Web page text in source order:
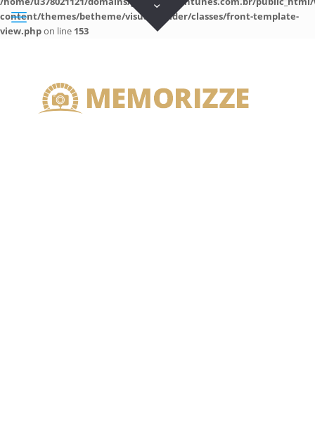
content/themes/betheme/visual-builder/classes/front-template-
view.phpon line 153